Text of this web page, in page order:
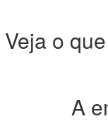
Veja o
A